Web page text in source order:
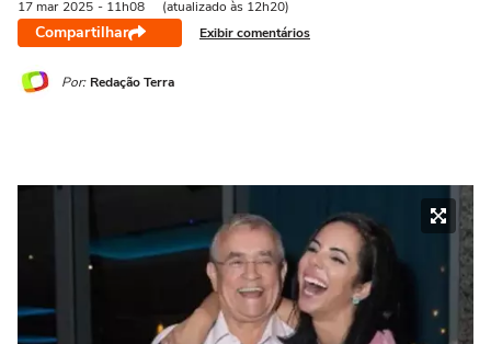
17 mar 2025 - 11h08 (atualizado às 12h20)
Compartilhar Exibir comentários
Por: Redação Terra